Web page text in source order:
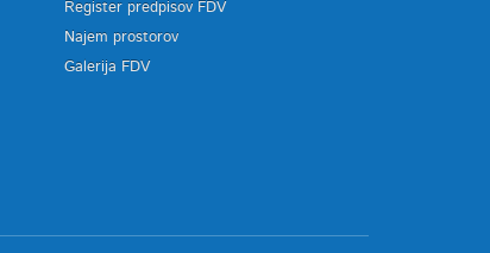
Register predpisov FDV
Najem prostorov
Galerija FDV